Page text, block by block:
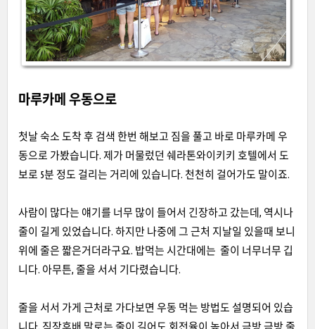
마루카메 우동으로
첫날 숙소 도착 후 검색 한번 해보고 짐을 풀고 바로 마루카메 우
동으로 가봤습니다. 제가 머물렀던 쉐라톤와이키키 호텔에서 도
보로 5분 정도 걸리는 거리에 있습니다. 천천히 걸어가도 말이죠.
사람이 많다는 얘기를 너무 많이 들어서 긴장하고 갔는데, 역시나
줄이 길게 있었습니다. 하지만 나중에 그 근처 지날일 있을때 보니
위에 줄은 짧은거더라구요. 밥먹는 시간대에는 줄이 너무너무 깁
니다. 아무튼, 줄을 서서 기다렸습니다.
줄을 서서 가게 근처로 가다보면 우동 먹는 방법도 설명되어 있습
니다. 직장후배 말로는 줄이 길어도 회전율이 높아서 금방 금방 줄